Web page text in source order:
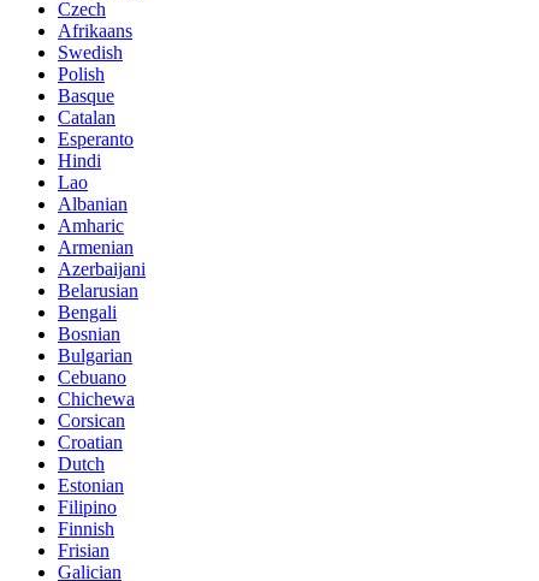
Czech
Afrikaans
Swedish
Polish
Basque
Catalan
Esperanto
Hindi
Lao
Albanian
Amharic
Armenian
Azerbaijani
Belarusian
Bengali
Bosnian
Bulgarian
Cebuano
Chichewa
Corsican
Croatian
Dutch
Estonian
Filipino
Finnish
Frisian
Galician